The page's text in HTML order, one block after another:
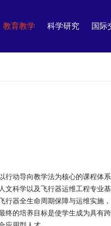
教育教学 科学研究 国际
行动导向教学法为核心的课程体
文科学以及飞行器运维工程专业
器全生命周期保障与运维实施
的培养目标是使学生成为具有